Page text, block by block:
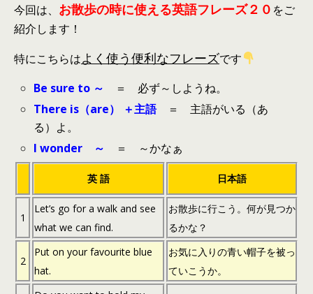
今回は、 お散歩の時に使える英語フレーズ２０ をご
紹介します！
特にこちらはよく使う便利なフレーズです
Be sure to ～
＝ 必ず～しようね。
There is（are） ＋主語＝ 主語がいる（あ
る）よ。
I wonder ～
＝ ～かなぁ
英 語 日本語
1
Let’s go for a walk and see
what we can find.
お散歩に行こう。何が見つか
るかな？
2
Put on your favourite blue
hat.
お気に入りの青い帽子を被っ
ていこうか。